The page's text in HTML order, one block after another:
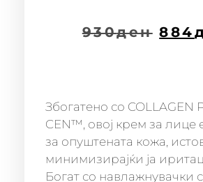
930ден 884
Збогатено со COLLAGEN
CEN™, овој крем за лице
за опуштената кожа,
минимизирајќи ја
Богат со навлажнувачки